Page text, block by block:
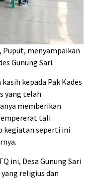
menyampaikan
Gunung Sari.
kepada Pak Kades
yang telah
memberikan
tali
kegiatan seperti ini
ini, Desa Gunung Sari
religius dan